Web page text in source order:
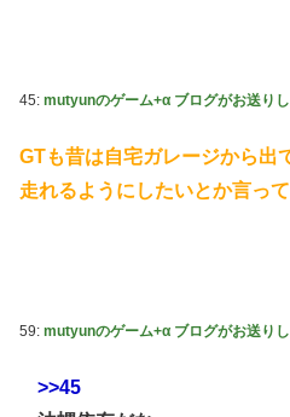
45: mutyunのゲーム+α ブログがお送りし
GTも昔は自宅ガレージから出
走れるようにしたいとか言っ
59: mutyunのゲーム+α ブログがお送りし
>>45